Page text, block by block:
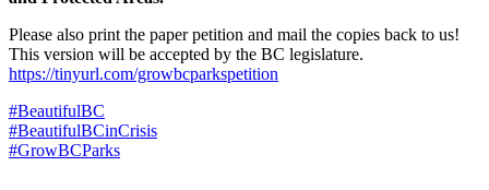
Please also print the paper petition and mail the copies back to us!
This version will be accepted by the BC legislature.
https://tinyurl.com/growbcparkspetition
#BeautifulBC
#BeautifulBCinCrisis
#GrowBCParks